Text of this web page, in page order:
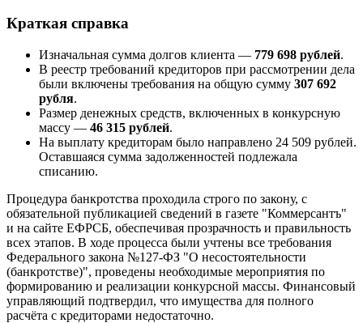
Краткая справка
Изначальная сумма долгов клиента — 779 698 рублей.
В реестр требований кредиторов при рассмотрении дела
были включены требования на общую сумму 307 692
рубля.
Размер денежных средств, включенных в конкурсную
массу — 46 315 рублей.
На выплату кредиторам было направлено 24 509 рублей.
Оставшаяся сумма задолженностей подлежала
списанию.
Процедура банкротства проходила строго по закону, с
обязательной публикацией сведений в газете "Коммерсантъ"
и на сайте ЕФРСБ, обеспечивая прозрачность и правильность
всех этапов. В ходе процесса были учтены все требования
Федерального закона №127-ФЗ "О несостоятельности
(банкротстве)", проведены необходимые мероприятия по
формированию и реализации конкурсной массы. Финансовый
управляющий подтвердил, что имущества для полного
расчёта с кредиторами недостаточно.